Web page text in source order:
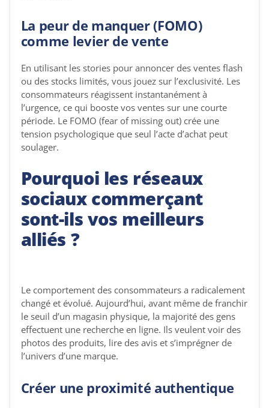
La peur de manquer (FOMO)
comme levier de vente
En utilisant les stories pour annoncer des ventes flash
ou des stocks limités, vous jouez sur l’exclusivité. Les
consommateurs réagissent instantanément à
l’urgence, ce qui booste vos ventes sur une courte
période. Le FOMO (fear of missing out) crée une
tension psychologique que seul l’acte d’achat peut
soulager.
Pourquoi les réseaux
sociaux commerçant
sont-ils vos meilleurs
alliés ?
Le comportement des consommateurs a radicalement
changé et évolué. Aujourd’hui, avant même de franchir
le seuil d’un magasin physique, la majorité des gens
effectuent une recherche en ligne. Ils veulent voir des
photos des produits, lire des avis et s’imprégner de
l’univers d’une marque.
Créer une proximité authentique